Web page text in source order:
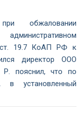
обжаловании
ст. 19.7 КоАП РФ к
директор ООО
Р. пояснил, что по
в установленный